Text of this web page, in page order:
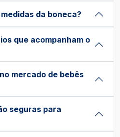
da boneca?
que acompanham o
mercado de bebês
seguras para